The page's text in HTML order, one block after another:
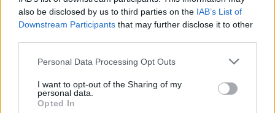
also be disclosed by us to third parties on the IAB’s List of
Downstream Participants that may further disclose it to other
Personal Data Processing Opt Outs
I want to opt-out of the Sharing of my
personal data.
Opted In
Resumen de datos de la ruta entre Soest
Municipality y Köln, Stadt
combustible
por litro
Gasto
5l/100km 7l/100km
10l/100km
Gasolina 95
0,00€